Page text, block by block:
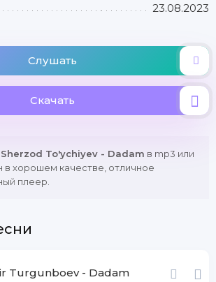
23.08.2023
Слушать
Скачать
Sherzod To'ychiyev - Dadam в mp3 или
в хорошем качестве, отличное
плеер.
Turgunboev - Dadam